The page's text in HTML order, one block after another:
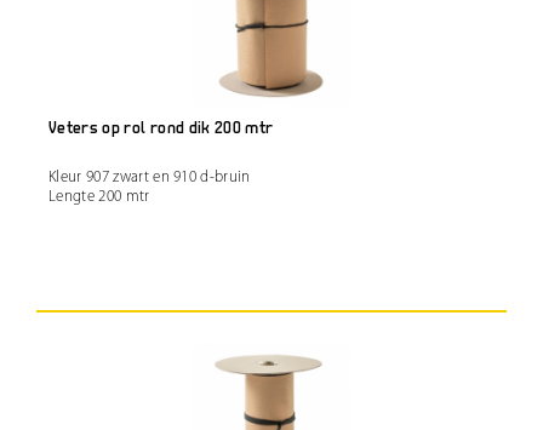
Veters op rol rond dik 200 mtr
Kleur 907 zwart en 910 d-bruin
Lengte 200 mtr